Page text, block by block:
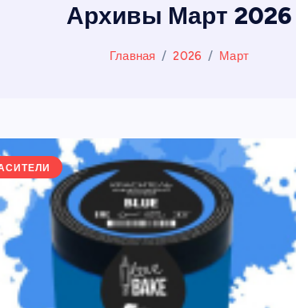
Архивы Март 2026
Главная 2026 Март